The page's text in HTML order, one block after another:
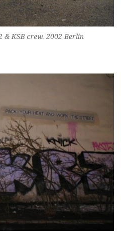
& KSB crew. 2002 Berlin